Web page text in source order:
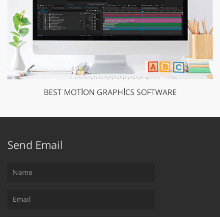
BEST MOTION GRAPHICS SOFTWARE
Send Email